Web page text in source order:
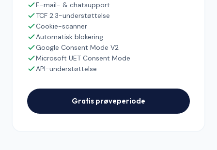
E-mail- & chatsupport
TCF 2.3-understøttelse
Cookie-scanner
Automatisk blokering
Google Consent Mode V2
Microsoft UET Consent Mode
API-understøttelse
Gratis prøveperiode